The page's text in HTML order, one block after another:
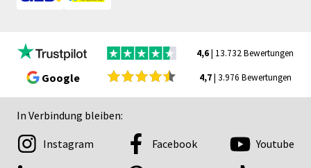
4,6| 13.732 Bewertungen
Google 4,7| 3.976 Bewertungen
In Verbindung bleiben:
Instagram Facebook Youtube